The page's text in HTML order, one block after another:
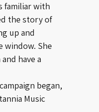
familiar with
the story of
up and
window. She
have a
began,
Music